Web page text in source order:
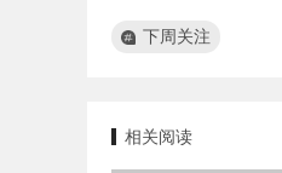
下周关注
相关阅读